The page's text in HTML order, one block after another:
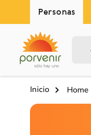
Personas
Inicio Home